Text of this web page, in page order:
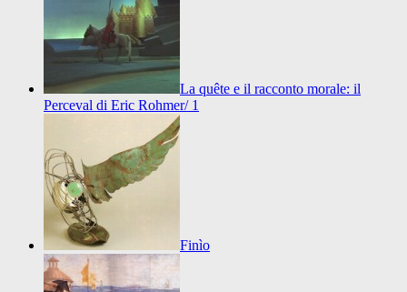
La quête e il racconto morale: il
Perceval di Eric Rohmer/ 1
Finìo